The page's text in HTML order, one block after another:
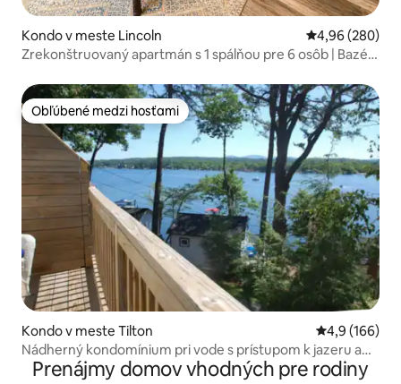
Kondo v meste Lincoln Priemerné
4,96 (280)
Zrekonštruovaný apartmán s 1 spálňou pre 6 osôb | Bazén
Obľúbené medzi hosťami
Obľúbené medzi hosťami
Kondo v meste Tilton Priemerné
4,9 (166)
Nádherný kondomínium pri vode s prístupom k jazeru a
výhľadom
Prenájmy domov vhodných pre rodiny